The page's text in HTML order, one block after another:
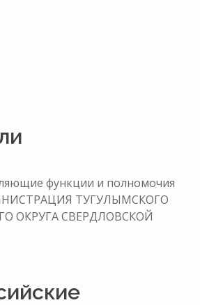
функции и полномочия
ТУГУЛЫМСКОГО
ОКРУГА СВЕРДЛОВСКОЙ